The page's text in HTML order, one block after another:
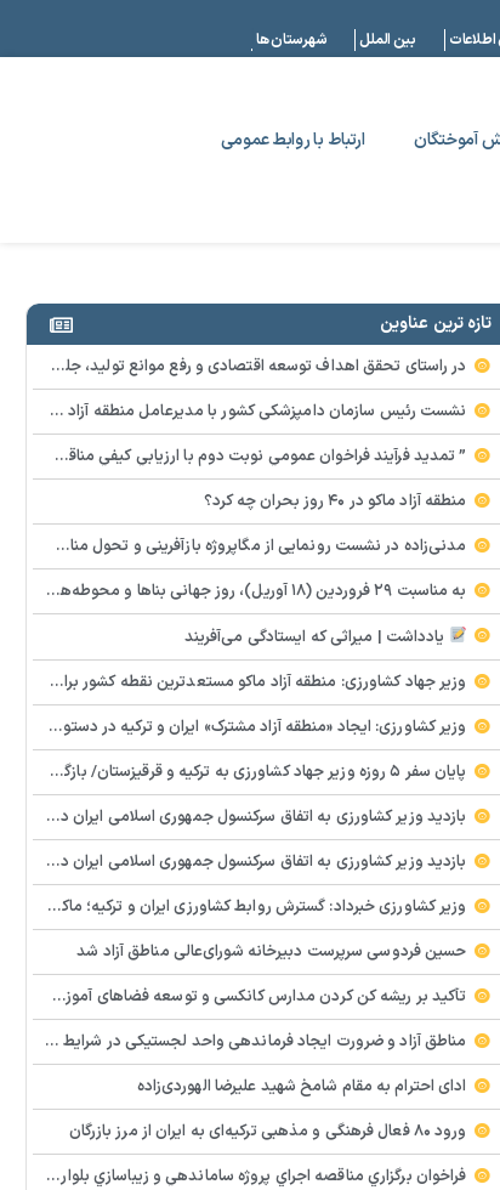
اطلاعات بین الملل شهرستان ها
آموختگان
ارتباط با روابط عمومی
تازه ترین عناوین
در راستای تحقق اهداف توسعه اقتصادی و رفع موانع تولید، جلسه‌ای به ریاست شهلا تاجفر، فرماندار شهرستان ماکو و با حضور سروری، مدیر صنایع و معادن سازمان منطقه آزاد ماکو و جمعی از مسئولین مربوطه، با محوریت بررسی مسائل و چالش‌های حوزه معادن برگزار شد.
نشست رئیس سازمان دامپزشکی کشور با مدیرعامل منطقه آزاد ماکو در تهران
” تمدید فرآيند فراخوان عمومي نوبت دوم با ارزيابي كيفي مناقصه پروژه عمليات احداث جايگاه سوخت فرودگاه ماكو “
منطقه آزاد ماکو در ۴۰ روز بحران چه کرد؟
مدنی‌زاده در نشست رونمایی از مگاپروژه بازآفرینی و تحول مناطق آزاد کشور مطرح کرد: مناطق آزاد فرصت نوسازی اقتصادی کشور هستند / مناطق آزاد؛ نقطه عطف نظام حکمرانی کشور
به مناسبت ۲۹ فروردین (۱۸ آوریل)، روز جهانی بناها و محوطه‌های تاریخی، سرپرست مدیریت گردشگری و مدیر حوزه مدیرعامل سازمان منطقه آزاد ماکو بر ضرورت صیانت از میراث تمدنی کشور تأکید کرد.
یادداشت | میراثی که ایستادگی می‌آفریند
وزیر جهاد کشاورزی: منطقه آزاد ماکو مستعدترین نقطه کشور برای صادرات محصولات کشاورزی است
وزیر کشاورزی: ایجاد «منطقه آزاد مشترک» ایران و ترکیه در دستور کار است
پایان سفر ۵ روزه وزیر جهاد کشاورزی به ترکیه و قرقیزستان/ بازگشت به کشور از منطقه آزاد ماکو
بازدید وزیر کشاورزی به اتفاق سرکنسول جمهوری اسلامی ایران در ارزروم، نماینده مردم ماکو، شوط، پلدشت و چالدران در مجلس و تعدادی از مسئولین منطقه از مرکز مبادلات تجاری ایران ترکیه (ساری سو)
بازدید وزیر کشاورزی به اتفاق سرکنسول جمهوری اسلامی ایران در ارزروم، نماینده مردم ماکو، شوط، پلدشت و چالدران در مجلس و تعدادی از مسئولین منطقه از مجموعه درحال احداث سردخانه صنعتی سرمایه گذاری بخش خصوصی
وزیر کشاورزی خبرداد: گسترش روابط کشاورزی ایران و ترکیه؛ ماکو به محور تجارت منطقه‌ای تبدیل میشود
حسین فردوسی سرپرست دبیرخانه شورای‌عالی مناطق آزاد شد
تأکید بر ریشه کن کردن مدارس کانکسی و توسعه فضاهای آموزشی در ماکو
مناطق آزاد و ضرورت ایجاد فرماندهی واحد لجستیکی در شرایط بحران
ادای احترام به مقام شامخ شهید علیرضا الهوردی‌زاده
ورود ۸۰ فعال فرهنگی و مذهبی ترکیه‌ای به ایران از مرز بازرگان
فراخوان برگزاري مناقصه اجراي پروژه ساماندهي و زيباسازي بلوار پليس راه ماكو